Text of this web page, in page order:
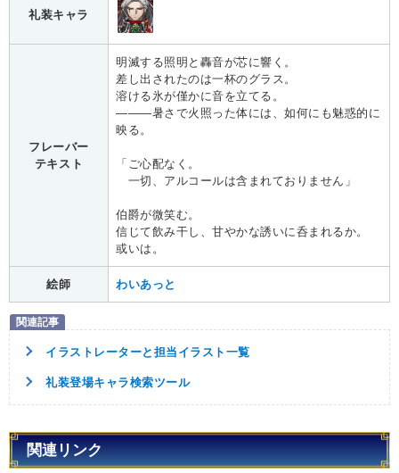
礼装キャラ
フレーバー
テキスト
明滅する照明と轟音が芯に響く。
差し出されたのは一杯のグラス。
溶ける氷が僅かに音を立てる。
———暑さで火照った体には、如何にも魅惑的に
映る。
「ご心配なく。
一切、アルコールは含まれておりません」
伯爵が微笑む。
信じて飲み干し、甘やかな誘いに呑まれるか。
或いは。
絵師 わいあっと
イラストレーターと担当イラスト一覧
礼装登場キャラ検索ツール
関連リンク